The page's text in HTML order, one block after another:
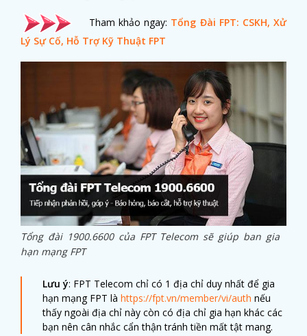
Tham khảo ngay: Tổng Đài FPT: CSKH, Xử
Lý Sự Cố, Hỗ Trợ Kỹ Thuật FPT
Tổng đài 1900.6600 của FPT Telecom sẽ giúp ban gia
hạn mạng FPT
Lưu ý: FPT Telecom chỉ có 1 địa chỉ duy nhất để gia
hạn mạng FPT là https://fpt.vn/member/vi/auth nếu
thấy ngoài địa chỉ này còn có địa chỉ gia hạn khác các
bạn nên cân nhắc cẩn thận tránh tiền mất tật mang.